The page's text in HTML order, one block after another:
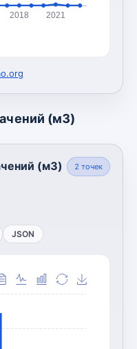
2018 2021
(м3)
(м3) 2 точек
JSON